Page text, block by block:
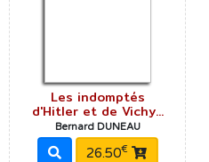
Les indomptés
d'Hitler et de Vichy...
Bernard DUNEAU
26.50€